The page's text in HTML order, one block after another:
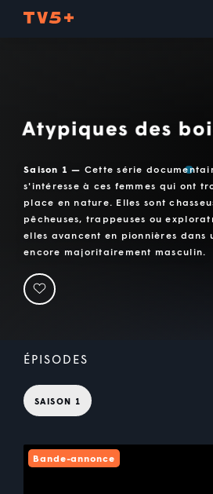
Saison 1 — Cette série
s'intéresse à ces femmes qui ont
place en nature. Elles sont
pêcheuses, trappeuses ou
elles avancent en pionnières dans
encore majoritairement masculin.
ÉPISODES
SAISON 1
Bande-annonce